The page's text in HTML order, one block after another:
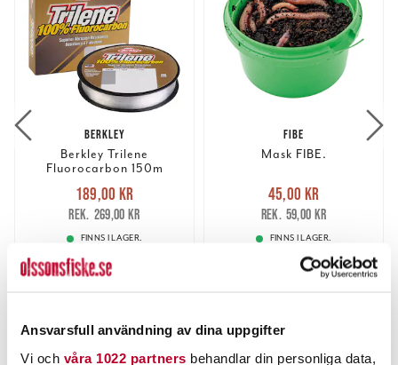
Ansvarsfull användning av dina uppgifter
Vi och våra 1022 partners behandlar din personliga data,
BERKLEY
Berkley Trilene
Fluorocarbon 150m
Nuvarande pris
189,00 krTidigare pris
269,00 kr
189,00 kr
269,00 kr
FINNS I LAGER.
LÄS MER
FIBE
Mask FIBE.
Nuvarande pris
45,00 krTidigare pris
59,00 kr
45,00 kr
59,00 kr
FINNS I LAGER.
LÄS MER
ANDRA TITTADE OCKSÅ PÅ